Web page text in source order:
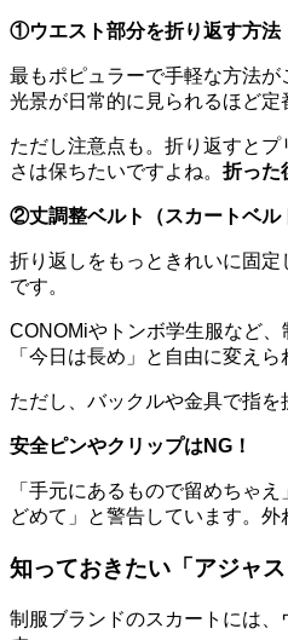
①ウエスト部分を折り返す方法
最もポピュラーで手軽な方法
光景が日常的に見られるほど定
ただし注意点も。折り返すと
さは保ちたいですよね。 折った
②丈調整ベルト（スカートベル
折り返しをもっときれいに固
です。
CONOMiやトンボ学生服など
「今日は長め」と自由に変えら
ただし、バックルや金具で指を
安全ピンやクリップはNG！
「手元にあるもので留めちゃ
どめて」と警告しています。
知っておきたい「アジャ
制服ブランドのスカートには